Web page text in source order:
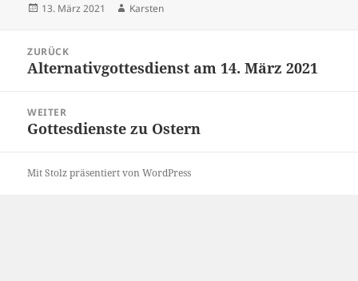
Veröffentlicht
13. März 2021 Autor
Karsten
ZURÜCK
Vorheriger
Alternativgottesdienst am 14. März 2021
WEITER
Nächster
Gottesdienste zu Ostern
Mit Stolz präsentiert von WordPress